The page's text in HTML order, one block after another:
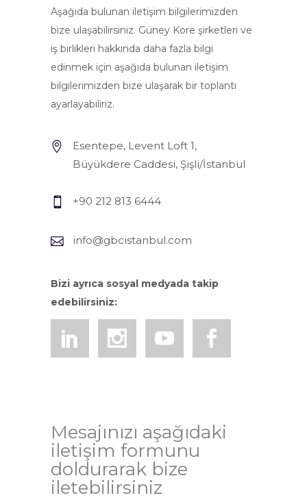
Aşağıda bulunan iletişim bilgilerimizden
bize ulaşabilirsiniz. Güney Kore şirketleri ve
iş birlikleri hakkında daha fazla bilgi
edinmek için aşağıda bulunan iletişim
bilgilerimizden bize ulaşarak bir toplantı
ayarlayabiliriz.
Esentepe, Levent Loft 1,
Büyükdere Caddesi, Şişli/İstanbul
+90 212 813 6444
info@gbcistanbul.com
Bizi ayrıca sosyal medyada takip
edebilirsiniz:
Mesajınızı aşağıdaki
iletişim formunu
doldurarak bize
iletebilirsiniz